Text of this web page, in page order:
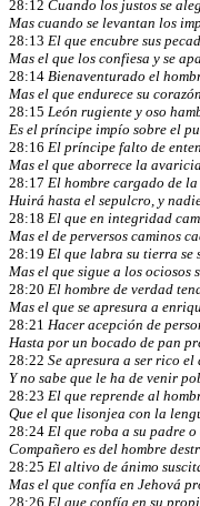
28:12 Cuando los justos se
Mas cuando se levantan los
28:13 El que encubre sus
Mas el que los confiesa y se
28:14 Bienaventurado el
Mas el que endurece su
28:15 León rugiente y oso
Es el príncipe impío sobre el
28:16 El príncipe falto de
Mas el que aborrece la
28:17 El hombre cargado de
Huirá hasta el sepulcro, y
28:18 El que en integridad
Mas el de perversos caminos
28:19 El que labra su tierra se
Mas el que sigue a los ociosos
28:20 El hombre de verdad
Mas el que se apresura a
28:21 Hacer acepción de
Hasta por un bocado de pan
28:22 Se apresura a ser rico el
Y no sabe que le ha de venir
28:23 El que reprende al
Que el que lisonjea con la
28:24 El que roba a su padre o
Compañero es del hombre
28:25 El altivo de ánimo
Mas el que confía en Jehová
28:26 El que confía en su